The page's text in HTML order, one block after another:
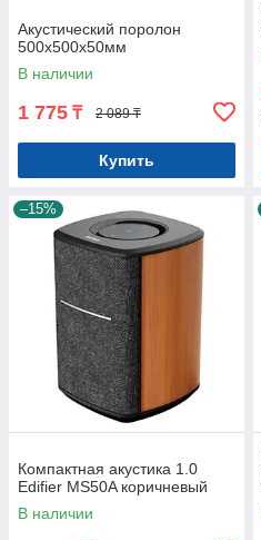
Акустический поролон
500x500x50мм
В наличии
1 775 ₸ 2 089 ₸
Купить
–15%
Компактная акустика 1.0
Edifier MS50A коричневый
В наличии